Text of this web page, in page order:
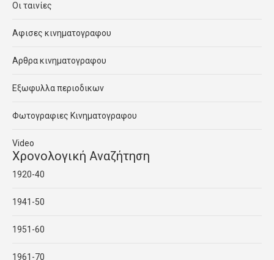
Οι ταινίες
Αφισες κινηματογραφου
Αρθρα κινηματογραφου
Εξωφυλλα περιοδικων
Φωτογραφιες Κινηματογραφου
Video
Χρονολογική Αναζήτηση
1920-40
1941-50
1951-60
1961-70